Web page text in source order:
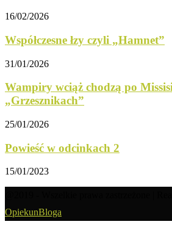
16/02/2026
Współczesne łzy czyli „Hamnet”
31/01/2026
Wampiry wciąż chodzą po
„Grzesznikach”
25/01/2026
Powieść w odcinkach 2
15/01/2023
OpiekunBloga